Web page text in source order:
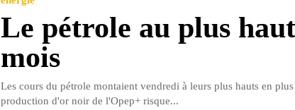
Le pétrole au plus
mois
Les cours du pétrole montaient vendredi à leurs plus hauts en
production d'or noir de l'Opep+ risque...